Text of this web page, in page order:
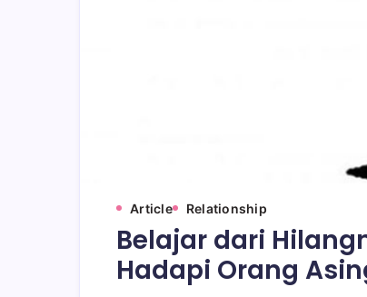
Article Relationship
Belajar dari
Hadapi Orang